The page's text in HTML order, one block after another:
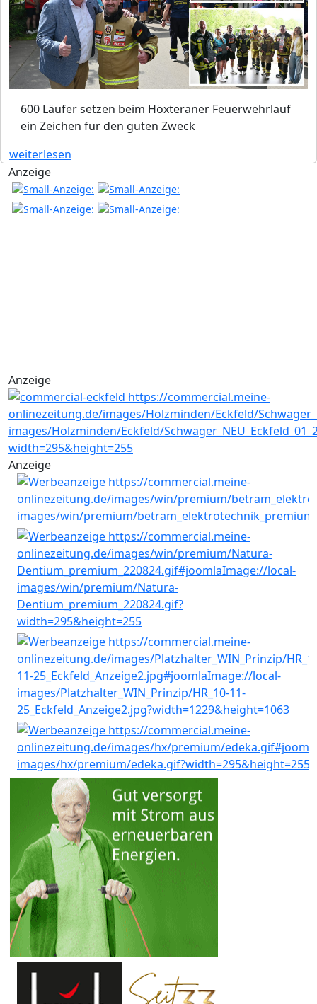
600 Läufer setzen beim Höxteraner Feuerwehrlauf
ein Zeichen für den guten Zweck
weiterlesen
Anzeige
Anzeige
Anzeige